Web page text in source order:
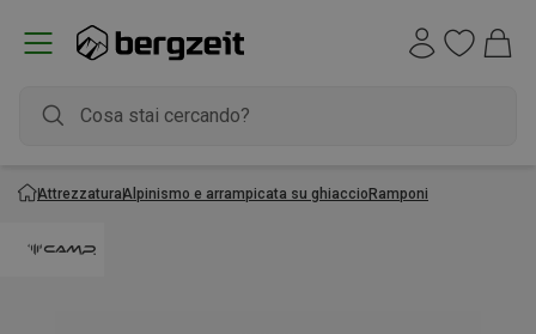
AttrezzaturaAlpinismo e arrampicata su ghiaccioRamponi